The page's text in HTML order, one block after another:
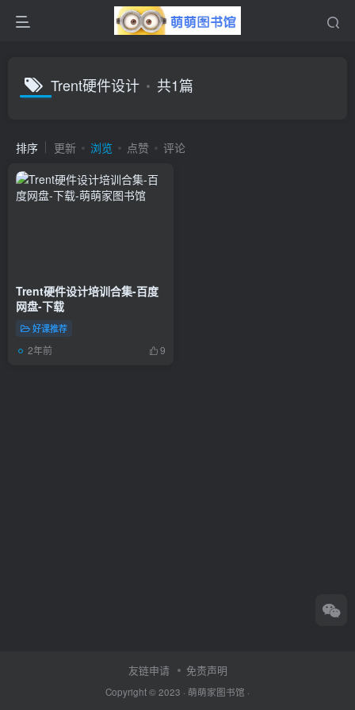
Trent硬件设计 共1篇
排序 更新 浏览 点赞 评论
Trent硬件设计培训合集-百度
网盘-下载
好课推荐
2年前 9
友链申请 免责声明
Copyright © 2023 · 萌萌家图书馆 ·